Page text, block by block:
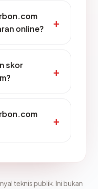
online?
skor
teknis publik. Ini bukan